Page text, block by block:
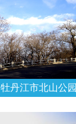
牡丹江市北山公园